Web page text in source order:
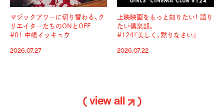
マジックアワーに切り替わる、 ク
リエイターたちのONとOFF
#01 中嶋イッキュウ
2026.07.27
上映映画をもっと知りたい！ 語り
たい倶楽部。
#124『美しく、黙りなさい』
2026.07.22
( view all )